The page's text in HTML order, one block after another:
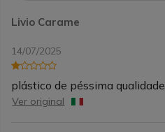
Livio Carame
14/07/2025
plástico de péssima qualidade
Ver original